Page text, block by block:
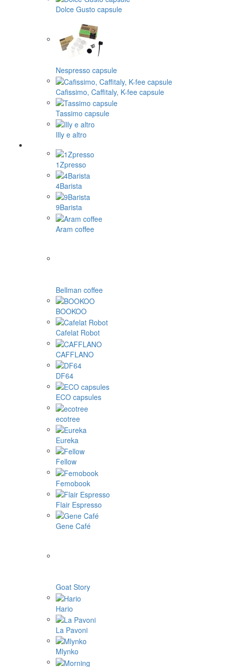
Dolce Gusto capsule
Nespresso capsule
Cafissimo, Caffitaly, K-fee capsule
Tassimo capsule
Illy e altro
1Zpresso
4Barista
9Barista
Aram coffee
Bellman coffee
BOOKOO
Cafelat Robot
CAFFLANO
DF64
ECO capsules
ecotree
Eureka
Fellow
Femobook
Flair Espresso
Gene Café
Goat Story
Hario
La Pavoni
Mlynko